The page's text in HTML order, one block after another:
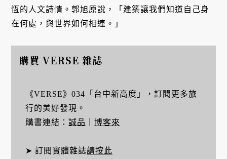
恆的人文詩情。郭旭原說，「建築讓我們知道自己身
在何處，與世界如何相連。」
購買 VERSE 雜誌
《VERSE》034「台中新高度」，訂閱更多旅
行的美好發現。
購書連結： 誠品 博客來
➤ 訂閱實體雜誌請按此